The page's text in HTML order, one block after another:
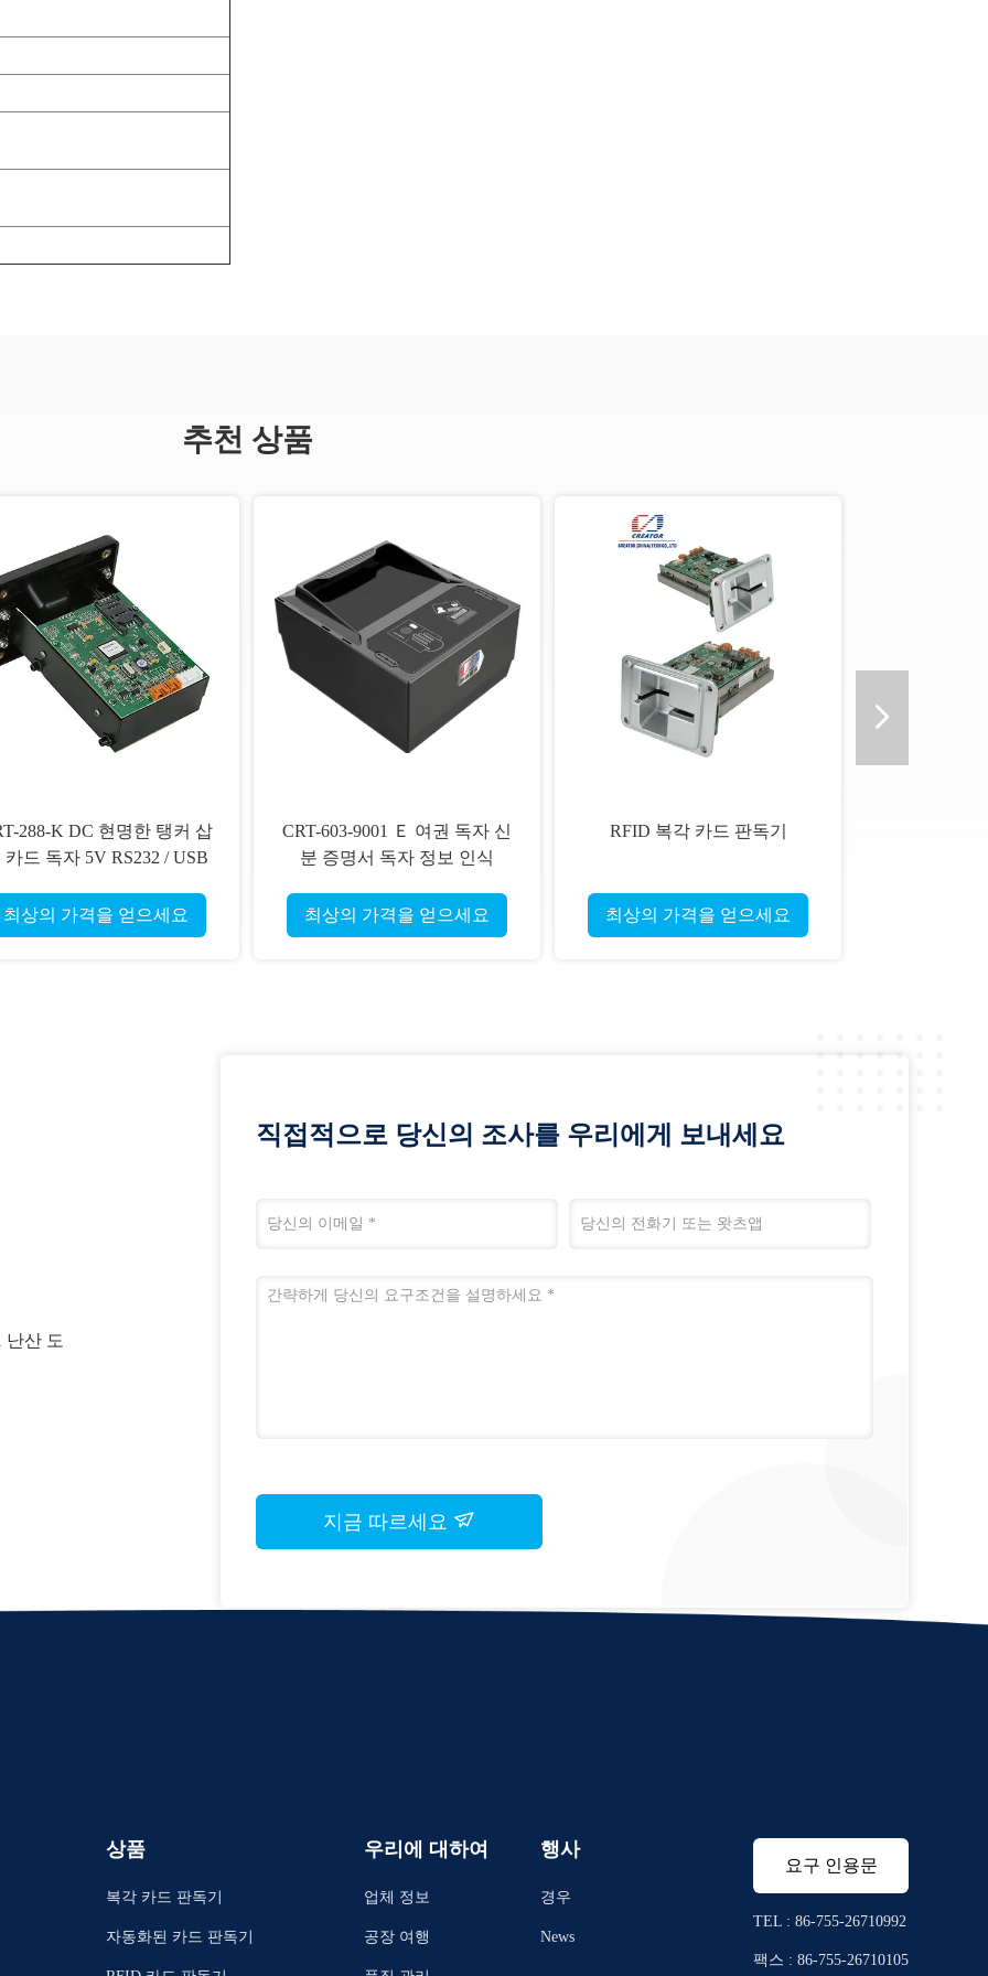
추천 상품
288-K DC 현명한 탱커 삽
카드 독자 5V RS232 / USB
최상의 가격을 얻으세요
CRT-603-9001 Ｅ 여권 독자 신
분 증명서 독자 정보 인식
최상의 가격을 얻으세요
RFID 복각 카드 판독기
최상의 가격을 얻으세요
난산 도
직접적으로 당신의 조사를 우리에게 보내세요
지금 따르세요
상품
복각 카드 판독기
자동화된 카드 판독기
우리에 대하여
업체 정보
공장 여행
행사
경우
News
요구 인용문
TEL : 86-755-26710992
팩스 : 86-755-26710105